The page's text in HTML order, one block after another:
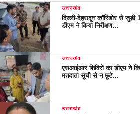
उत्तराखंड
दिल्ली-देहरादून कॉरिडोर से जुड़ी
डीएम ने किया निरीक्षण…
उत्तराखंड
एसआईआर शिविरों का डीएम ने
मतदाता सूची से न छूटे…
उत्तराखंड